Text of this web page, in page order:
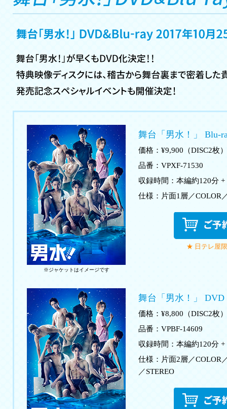
※ジャケットはイメージです
舞台「男水！」 Blu-
価格：¥9,900（DISC2枚）
品番：VPXF-71530
収録時間：本編約120分
仕様：片面1層／COLOR
★ 日テレ屋
舞台「男水！」 DVD
価格：¥8,800（DISC2枚）
品番：VPBF-14609
収録時間：本編約120分
仕様：片面2層／COLOR
／STEREO